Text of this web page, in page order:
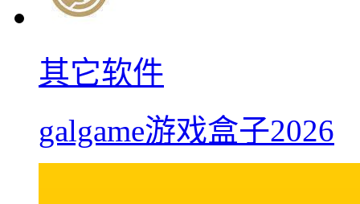
其它软件
galgame游戏盒子2026